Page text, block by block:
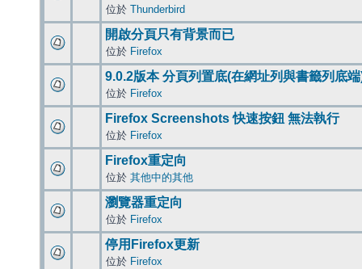
位於 Thunderbird
開啟分頁只有背景而已
位於 Firefox
9.0.2版本 分頁列置底(在網址列與書籤列底
位於 Firefox
Firefox Screenshots 快速按鈕 無法執行
位於 Firefox
Firefox重定向
位於 其他中的其他
瀏覽器重定向
位於 Firefox
停用Firefox更新
位於 Firefox